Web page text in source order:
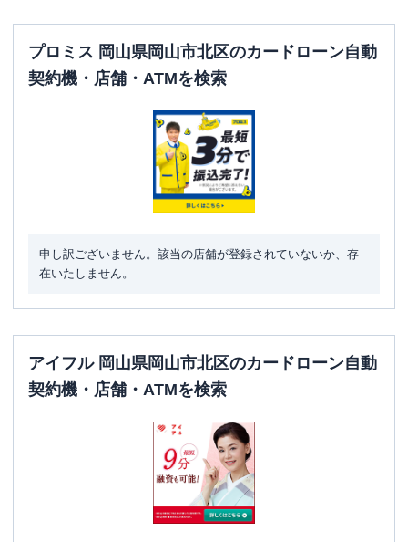
プロミス 岡山県岡山市北区のカードローン自動
契約機・店舗・ATMを検索
申し訳ございません。該当の店舗が登録されていないか、存
在いたしません。
アイフル 岡山県岡山市北区のカードローン自動
契約機・店舗・ATMを検索